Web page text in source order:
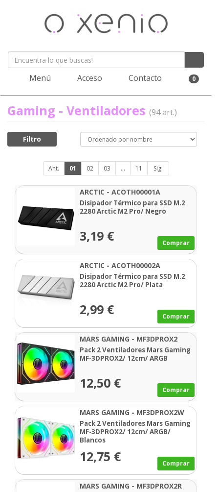
Menú Acceso Contacto 0
Gaming - Ventiladores (94 art.)
Filtro
Ant. 01 02 03 ... 11 Sig.
ARCTIC - ACOTH00001A
Disipador Térmico para SSD M.2
2280 Arctic M2 Pro/ Negro
3,19 € Comprar
ARCTIC - ACOTH00002A
Disipador Térmico para SSD M.2
2280 Arctic M2 Pro/ Plata
2,99 € Comprar
MARS GAMING - MF3DPROX2
Pack 2 Ventiladores Mars Gaming
MF-3DPROX2/ 12cm/ ARGB
12,50 € Comprar
MARS GAMING - MF3DPROX2W
Pack 2 Ventiladores Mars Gaming
MF-3DPROX2/ 12cm/ ARGB/
Blancos
12,75 € Comprar
MARS GAMING - MF3DPROX2R